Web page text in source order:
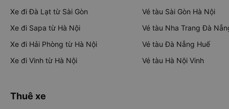
Xe đi Đà Lạt từ Sài Gòn
Xe đi Sapa từ Hà Nội
Xe đi Hải Phòng từ Hà Nội
Xe đi Vinh từ Hà Nội
Vé tàu Sài Gòn Hà Nội
Vé tàu Nha Trang Đà
Vé tàu Đà Nẵng Huế
Vé tàu Hà Nội Vinh
Thuê xe